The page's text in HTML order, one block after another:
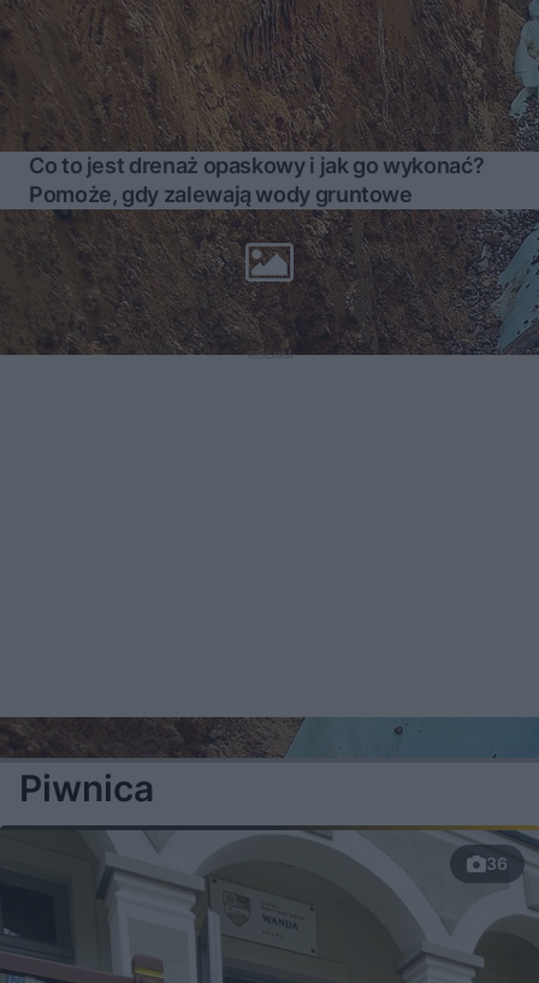
Co to jest drenaż opaskowy i jak go wykonać?
Pomoże, gdy zalewają wody gruntowe
Więcej
Piwnica
36